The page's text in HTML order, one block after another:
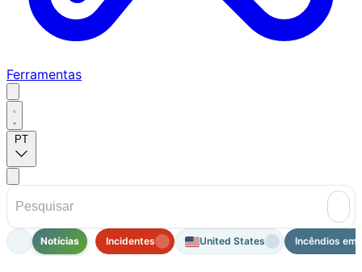
Ferramentas
PT
Notícias Incidentes United States Incêndios em